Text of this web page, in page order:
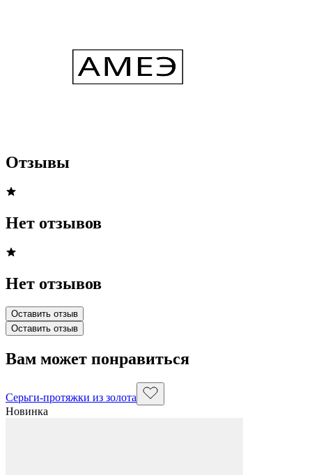
Отзывы
Нет отзывов
Нет отзывов
Оставить отзыв
Оставить отзыв
Вам может понравиться
Серьги-протяжки из золота
Новинка